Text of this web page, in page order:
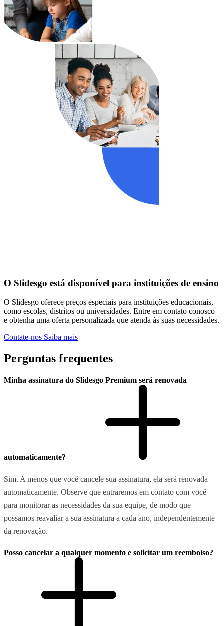
O Slidesgo está disponível para instituições de ensino
O Slidesgo oferece preços especiais para instituições educacionais,
como escolas, distritos ou universidades. Entre em contato conosco
e obtenha uma oferta personalizada que atenda às suas necessidades.
Contate-nos Saiba mais
Perguntas frequentes
Minha assinatura do Slidesgo Premium será renovada
automaticamente?
Sim. A menos que você cancele sua assinatura, ela será renovada
automaticamente. Observe que entraremos em contato com você
para monitorar as necessidades da sua equipe, de modo que
possamos reavaliar a sua assinatura a cada ano, independentemente
da renovação.
Posso cancelar a qualquer momento e solicitar um reembolso?